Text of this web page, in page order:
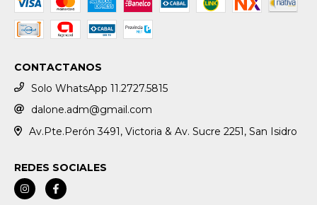
CONTACTANOS
Solo WhatsApp 11.2727.5815
dalone.adm@gmail.com
Av.Pte.Perón 3491, Victoria & Av. Sucre 2251, San Isidro
REDES SOCIALES